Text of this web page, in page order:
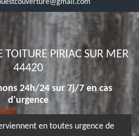
TOITURE PIRIAC SUR MER
44420
24h/24 sur 7j/7 en cas
d'urgence
en toutes urgence de